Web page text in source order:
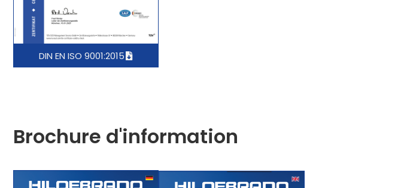
DIN EN ISO 9001:2015
Brochure d'information